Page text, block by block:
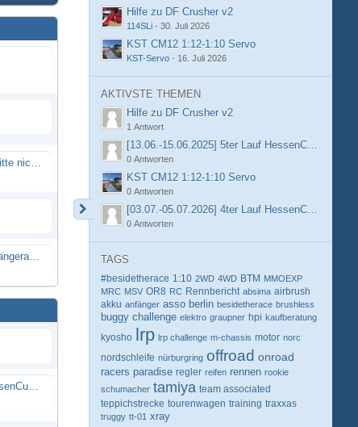
Spammail von Info@rcweb.de - Bitte nicht auf den Link klicken
X-Ray RX8 mir Motor Reso Empfängerakku
[13.06.-15.06.2025] 5ter Lauf HessenCup OR8 / OR8E 2025 beim MSC Ober-Mörlen e.V.
Hilfe zu DF Crusher v2
114SLi - 30. Juli 2026
KST CM12 1:12-1:10 Servo
KST-Servo - 16. Juli 2026
AKTIVSTE THEMEN
Hilfe zu DF Crusher v2
1 Antwort
[13.06.-15.06.2025] 5ter Lauf HessenCup OR8 /
0 Antworten
KST CM12 1:12-1:10 Servo
0 Antworten
[03.07.-05.07.2026] 4ter Lauf HessenCup OR8 /
0 Antworten
TAGS
#besidetherace 1:10 2WD 4WD BTM MMOEXP
MRC MSV OR8 RC Rennbericht absima airbrush
akku anfänger asso berlin besidetherace brushless
buggy challenge elektro graupner hpi kaufberatung
kyosho lrp lrp challenge m-chassis motor norc
nordschleife nürburgring offroad onroad
racers paradise regler reifen rennen rookie
schumacher tamiya team associated
teppichstrecke tourenwagen training traxxas
truggy tt-01 xray